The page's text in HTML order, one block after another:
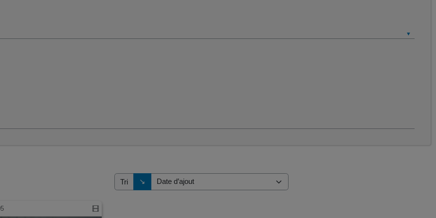
Tri ↘
Direction de tri